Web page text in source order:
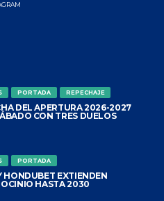
PORTADA REPECHAJE
DEL APERTURA 2026-2027
CON TRES DUELOS
PORTADA
HONDUBET EXTIENDEN
HASTA 2030